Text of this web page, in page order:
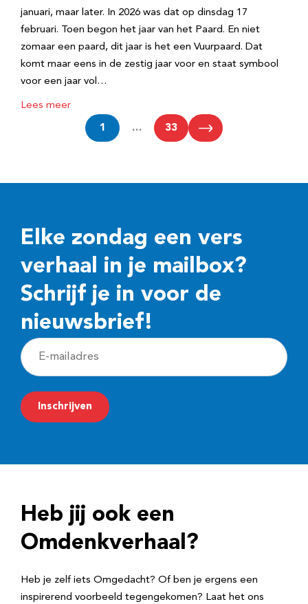
januari, maar later. In 2026 was dat op dinsdag 17
februari. Toen begon het jaar van het Paard. En niet
zomaar een paard, dit jaar is het een Vuurpaard. Dat
komt maar eens in de zestig jaar voor en staat symbool
voor een jaar vol…
Lees meer
1 … 33
Elke zondag een vers
verhaal in je mailbox?
Schrijf je in voor de
nieuwsbrief!
E
-
m
a
r
e
Inschrijven
Heb jij ook een
Omdenkverhaal?
Heb je zelf iets Omgedacht? Of ben je ergens een
inspirerend voorbeeld tegengekomen? Laat het ons